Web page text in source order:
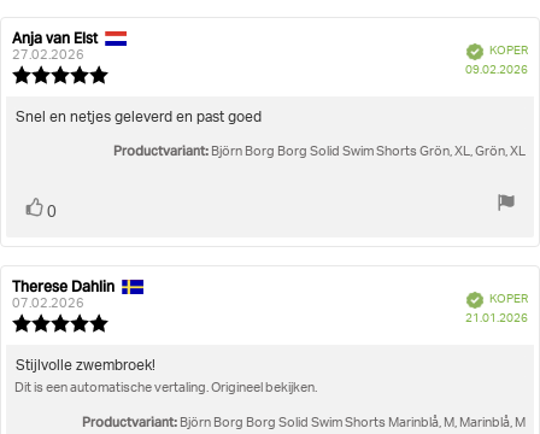
Auteur
van
deze
beoordeling:
Anja van Elst
27.02.2026
uit
sterren
Geverifieerd
KOPER
09.02.2026
Beoordelingstekst:
Snel en netjes geleverd en past goed
Productvariant: Björn Borg Borg Solid Swim Shorts Grön, XL, Grön, XL
Stem
0
Auteur
van
deze
beoordeling:
Therese Dahlin
07.02.2026
uit
Geverifieerd
KOPER
21.01.2026
Beoordelingstekst:
Stijlvolle zwembroek!
Dit is een automatische vertaling. Origineel bekijken.
Productvariant: Björn Borg Borg Solid Swim Shorts Marinblå, M, Marinblå, M